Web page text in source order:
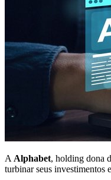
A Alphabet, holding dona
turbinar seus investimentos